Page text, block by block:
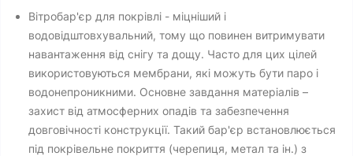
Вітробар'єр для покрівлі - міцніший і
водовідштовхувальний, тому що повинен витримувати
навантаження від снігу та дощу. Часто для цих цілей
використовуються мембрани, які можуть бути паро і
водонепроникними. Основне завдання матеріалів –
захист від атмосферних опадів та забезпечення
довговічності конструкції. Такий бар'єр встановлюється
під покрівельне покриття (черепиця, метал та ін.) з